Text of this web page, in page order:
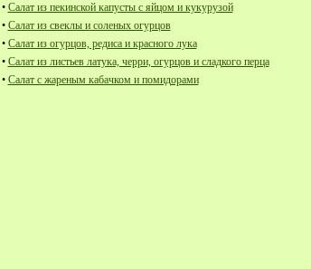
• Салат из пекинской капусты с яйцом и кукурузой
• Салат из свеклы и соленых огурцов
• Салат из огурцов, редиса и красного лука
• Салат из листьев латука, черри, огурцов и сладкого перца
• Салат с жареным кабачком и помидорами